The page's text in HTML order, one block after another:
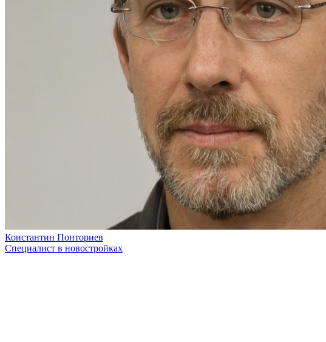
Константин Понториев
Специалист в новостройках